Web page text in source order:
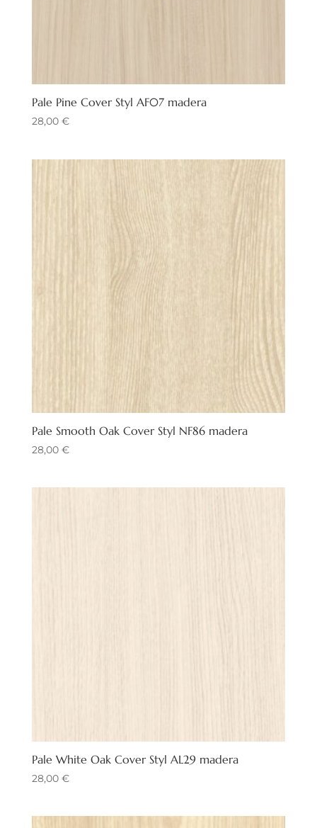
Pale Pine Cover Styl AF07 madera
28,00 €
Pale Smooth Oak Cover Styl NF86 madera
28,00 €
Pale White Oak Cover Styl AL29 madera
28,00 €